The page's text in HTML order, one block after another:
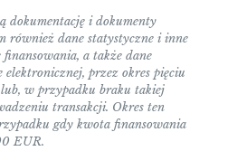
dokumentację i dokumenty
również dane statystyczne i inne
a także dane
przez okres pięciu
lub, w przypadku braku takiej
transakcji. Okres ten
gdy kwota finansowania
EUR.